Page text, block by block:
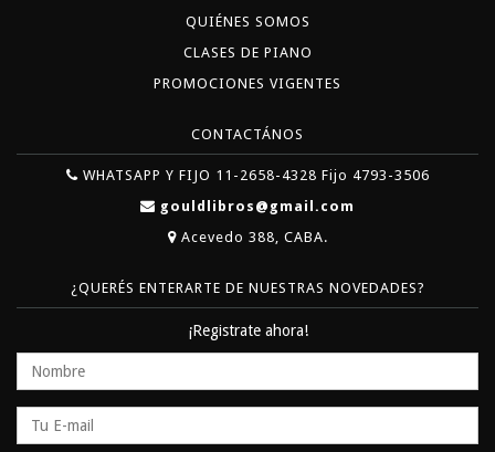
QUIÉNES SOMOS
CLASES DE PIANO
PROMOCIONES VIGENTES
CONTACTÁNOS
WHATSAPP Y FIJO 11-2658-4328 Fijo 4793-3506
gouldlibros@gmail.com
Acevedo 388, CABA.
¿QUERÉS ENTERARTE DE NUESTRAS NOVEDADES?
¡Registrate ahora!